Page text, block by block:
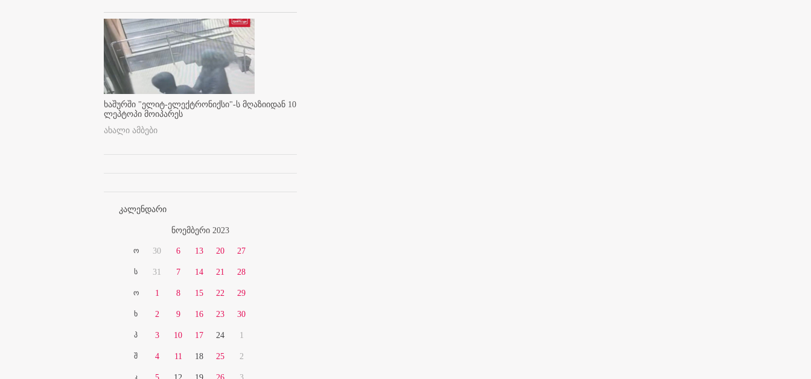
ხაშურში "ელიტ-ელექტრონიქსი"-ს მღაზიიდან 10
ლეპტოპი მოიპარეს
ახალი ამბები
კალენდარი
ნოემბერი 2023
ო
ს
ო
ხ
პ
შ
კ
30
31
1
2
3
4
6
7
8
9
10
11
13
14
15
16
17
18
20
21
22
23
24
25
27
28
29
30
1
2